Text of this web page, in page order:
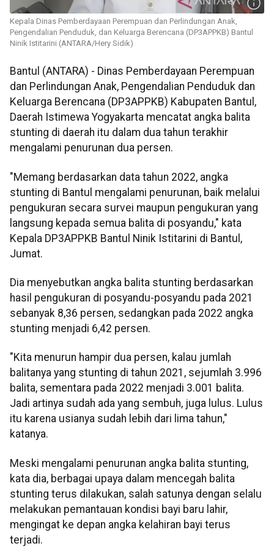
Kepala Dinas Pemberdayaan Perempuan dan Perlindungan Anak,
Pengendalian Penduduk, dan Keluarga Berencana (DP3APPKB) Bantul
Ninik Istitarini (ANTARA/Hery Sidik)
Bantul (ANTARA) - Dinas Pemberdayaan Perempuan
dan Perlindungan Anak, Pengendalian Penduduk dan
Keluarga Berencana (DP3APPKB) Kabupaten Bantul,
Daerah Istimewa Yogyakarta mencatat angka balita
stunting di daerah itu dalam dua tahun terakhir
mengalami penurunan dua persen.
"Memang berdasarkan data tahun 2022, angka
stunting di Bantul mengalami penurunan, baik melalui
pengukuran secara survei maupun pengukuran yang
langsung kepada semua balita di posyandu," kata
Kepala DP3APPKB Bantul Ninik Istitarini di Bantul,
Jumat.
Dia menyebutkan angka balita stunting berdasarkan
hasil pengukuran di posyandu-posyandu pada 2021
sebanyak 8,36 persen, sedangkan pada 2022 angka
stunting menjadi 6,42 persen.
"Kita menurun hampir dua persen, kalau jumlah
balitanya yang stunting di tahun 2021, sejumlah 3.996
balita, sementara pada 2022 menjadi 3.001 balita.
Jadi artinya sudah ada yang sembuh, juga lulus. Lulus
itu karena usianya sudah lebih dari lima tahun,"
katanya.
Meski mengalami penurunan angka balita stunting,
kata dia, berbagai upaya dalam mencegah balita
stunting terus dilakukan, salah satunya dengan selalu
melakukan pemantauan kondisi bayi baru lahir,
mengingat ke depan angka kelahiran bayi terus
terjadi.